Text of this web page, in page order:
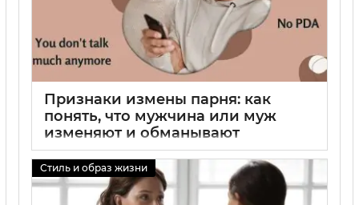
Признаки измены парня: как
понять, что мужчина или муж
изменяют и обманывают
Стиль и образ жизни